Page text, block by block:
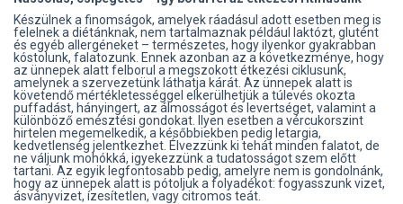
Készülnek a finomságok, amelyek ráadásul adott esetben meg is
felelnek a diétánknak, nem tartalmaznak például laktózt, glutént
és egyéb allergéneket – természetes, hogy ilyenkor gyakrabban
kóstolunk, falatozunk. Ennek azonban az a következménye, hogy
az ünnepek alatt felborul a megszokott étkezési ciklusunk,
amelynek a szervezetünk láthatja kárát. Az ünnepek alatt is
követendő mértékletességgel elkerülhetjük a túlevés okozta
puffadást, hányingert, az álmosságot és levertséget, valamint a
különböző emésztési gondokat. Ilyen esetben a vércukorszint
hirtelen megemelkedik, a későbbiekben pedig letargia,
kedvetlenség jelentkezhet. Élvezzünk ki tehát minden falatot, de
ne váljunk mohókká, igyekezzünk a tudatosságot szem előtt
tartani. Az egyik legfontosabb pedig, amelyre nem is gondolnánk,
hogy az ünnepek alatt is pótoljuk a folyadékot: fogyasszunk vizet,
ásványvizet, ízesítetlen, vagy citromos teát.